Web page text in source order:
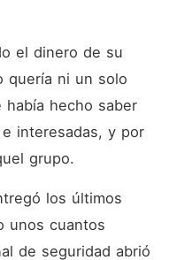
el dinero de su
quería ni un solo
hecho saber
interesadas, y por
grupo.
los últimos
unos cuantos
de seguridad abrió